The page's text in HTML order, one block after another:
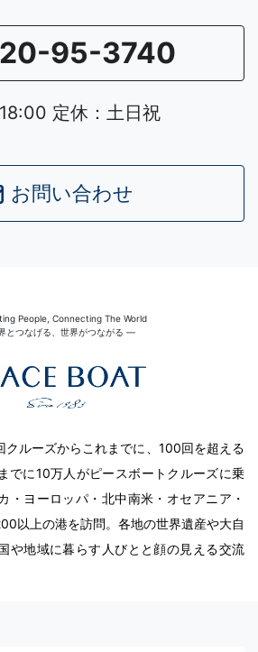
95-3740
定休：土日祝
お問い合わせ
People, Connecting The World
とつなげる、世界がつながる ―
ルーズからこれまでに、100回を超える
でに10万人がピースボートクルーズに乗
・ヨーロッパ・北中南米・オセアニア・
以上の港を訪問。各地の世界遺産や大自
や地域に暮らす人びとと顔の見える交流